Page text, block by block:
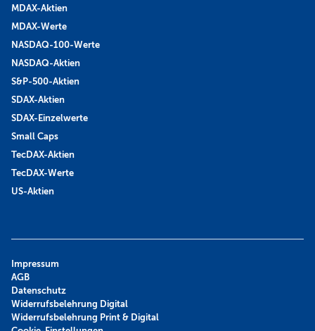
MDAX-Aktien
MDAX-Werte
NASDAQ-100-Werte
NASDAQ-Aktien
S&P-500-Aktien
SDAX-Aktien
SDAX-Einzelwerte
Small Caps
TecDAX-Aktien
TecDAX-Werte
US-Aktien
Impressum
AGB
Datenschutz
Widerrufsbelehrung Digital
Widerrufsbelehrung Print & Digital